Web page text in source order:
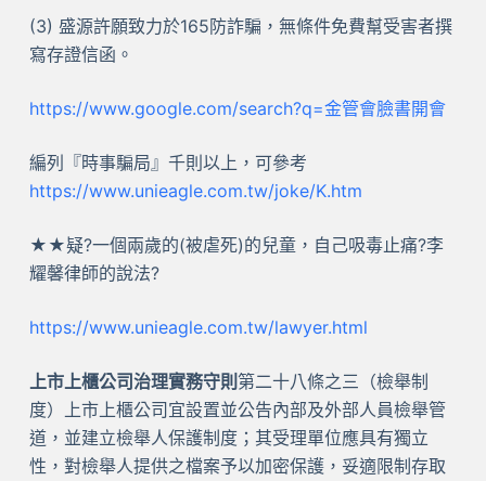
(3) 盛源許願致力於165防詐騙，無條件免費幫受害者撰
寫存證信函。
https://www.google.com/search?q=金管會臉書開會
編列『時事騙局』千則以上，可參考
https://www.unieagle.com.tw/joke/K.htm
★★疑?一個兩歲的(被虐死)的兒童，自己吸毒止痛?李
耀馨律師的說法?
https://www.unieagle.com.tw/lawyer.html
上市上櫃公司治理實務守則 第二十八條之三（檢舉制
度）上市上櫃公司宜設置並公告內部及外部人員檢舉管
道，並建立檢舉人保護制度；其受理單位應具有獨立
性，對檢舉人提供之檔案予以加密保護，妥適限制存取